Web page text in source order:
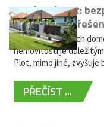
Hliníkový plot:
bezúdržbové
Oplocení rodinných
nemovitostí je
Plot, mimo jiné, zvyšuje
PŘEČÍST ...